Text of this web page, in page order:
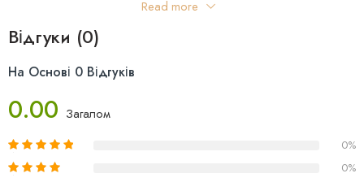
гладкішим і запобігаючи ламкості.
М’якість, яку продукт надає волоссю, залишаючи його
шовковистим на дотик.
Також крем сприяє ще й блиску, підкреслюючи красу дитячих
локонів.
АКТИВНІ КОМПОНЕНТИ:
Read more
Відгуки (0)
На Основі 0 Відгуків
0.00 Загалом
0%
0%